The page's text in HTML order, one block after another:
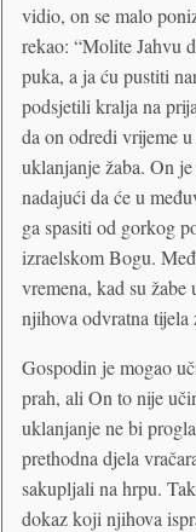
vidio, on se malo
rekao: “Molite Jahvu
puka, a ja ću pustiti
podsjetili kralja na
da on odredi vrijeme
uklanjanje žaba. On
nadajući da će u
ga spasiti od gorkog
izraelskom Bogu.
vremena, kad su
njihova odvratna tijela
Gospodin je mogao
prah, ali On to nije
uklanjanje ne bi
prethodna djela
sakupljali na hrpu.
dokaz koji njihova